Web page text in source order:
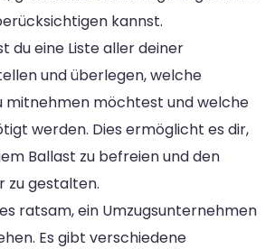
kannst.
du eine Liste aller deiner
und überlegen, welche
mitnehmen möchtest und welche
werden. Dies ermöglicht es dir,
Ballast zu befreien und den
zu gestalten.
ratsam, ein Umzugsunternehmen
Es gibt verschiedene